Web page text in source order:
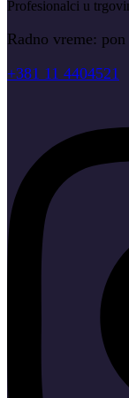
Profesionalci u
Radno vreme:
+381 11 4404521